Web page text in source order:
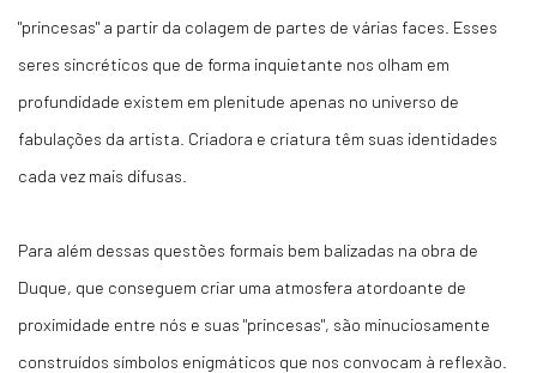
"princesas" a partir da colagem de partes de várias faces. Esses
seres sincréticos que de forma inquietante nos olham em
profundidade existem em plenitude apenas no universo de
fabulações da artista. Criadora e criatura têm suas identidades
cada vez mais difusas.
Para além dessas questões formais bem balizadas na obra de
Duque, que conseguem criar uma atmosfera atordoante de
proximidade entre nós e suas "princesas", são minuciosamente
construídos símbolos enigmáticos que nos convocam à reflexão.